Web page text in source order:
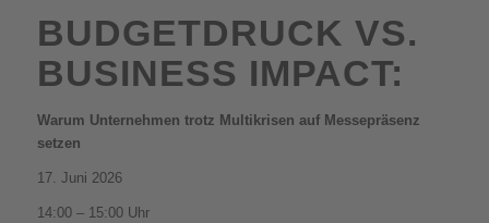
BUDGETDRUCK VS.
BUSINESS IMPACT:
Warum Unternehmen trotz Multikrisen auf Messepräsenz
setzen
17. Juni 2026
14:00 – 15:00 Uhr